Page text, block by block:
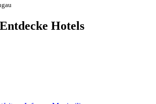
Hotels